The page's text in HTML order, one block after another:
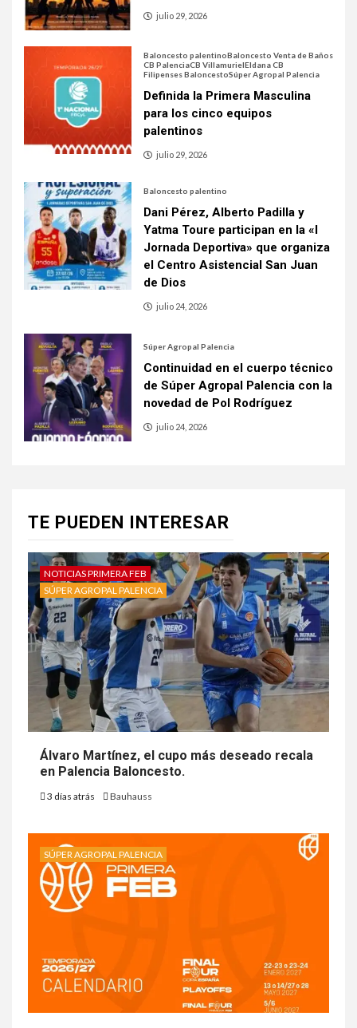
julio 29, 2026
Baloncesto palentinoBaloncesto Venta de Baños
CB PalenciaCB VillamurielEldana CB
Filipenses BaloncestoSúper Agropal Palencia
Definida la Primera Masculina
para los cinco equipos
palentinos
julio 29, 2026
Baloncesto palentino
Dani Pérez, Alberto Padilla y
Yatma Toure participan en la «I
Jornada Deportiva» que organiza
el Centro Asistencial San Juan
de Dios
julio 24, 2026
Súper Agropal Palencia
Continuidad en el cuerpo técnico
de Súper Agropal Palencia con la
novedad de Pol Rodríguez
julio 24, 2026
TE PUEDEN INTERESAR
NOTICIAS PRIMERA FEB
SÚPER AGROPAL PALENCIA
Álvaro Martínez, el cupo más deseado recala
en Palencia Baloncesto.
3 días atrás Bauhauss
SÚPER AGROPAL PALENCIA